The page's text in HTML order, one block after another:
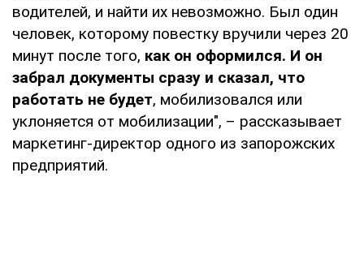
водителей, и найти их невозможно. Был один
человек, которому повестку вручили через 20
минут после того, как он оформился. И он
забрал документы сразу и сказал, что
работать не будет, мобилизовался или
уклоняется от мобилизации", – рассказывает
маркетинг-директор одного из запорожских
предприятий.